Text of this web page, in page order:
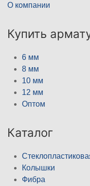
О компании
Купить
6 мм
8 мм
10 мм
12 мм
Оптом
Каталог
Колышки
Фибра